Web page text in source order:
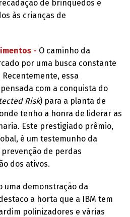
de brinquedos e
às crianças de
- O caminho da
por uma busca constante
essa
com a conquista do
Risk) para a planta de
tenho a honra de liderar as
Este prestigiado prêmio,
é um testemunho da
de perdas
dos ativos.
uma demonstração da
a horta que a IBM tem
polinizadores e várias